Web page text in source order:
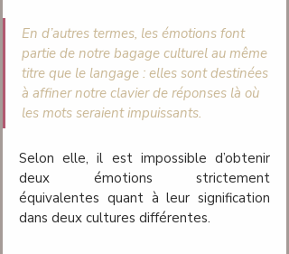
En d’autres termes, les émotions font
partie de notre bagage culturel au même
titre que le langage : elles sont destinées
à affiner notre clavier de réponses là où
les mots seraient impuissants.
Selon elle, il est impossible d’obtenir
deux émotions strictement
équivalentes quant à leur signification
dans deux cultures différentes.